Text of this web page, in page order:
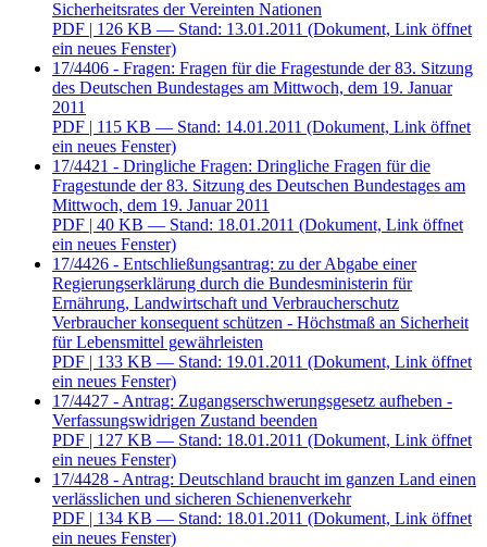
Sicherheitsrates der Vereinten Nationen
PDF | 126 KB — Stand: 13.01.2011 (Dokument, Link öffnet
ein neues Fenster)
17/4406 - Fragen: Fragen für die Fragestunde der 83. Sitzung
des Deutschen Bundestages am Mittwoch, dem 19. Januar
2011
PDF | 115 KB — Stand: 14.01.2011 (Dokument, Link öffnet
ein neues Fenster)
17/4421 - Dringliche Fragen: Dringliche Fragen für die
Fragestunde der 83. Sitzung des Deutschen Bundestages am
Mittwoch, dem 19. Januar 2011
PDF | 40 KB — Stand: 18.01.2011 (Dokument, Link öffnet
ein neues Fenster)
17/4426 - Entschließungsantrag: zu der Abgabe einer
Regierungserklärung durch die Bundesministerin für
Ernährung, Landwirtschaft und Verbraucherschutz
Verbraucher konsequent schützen - Höchstmaß an Sicherheit
für Lebensmittel gewährleisten
PDF | 133 KB — Stand: 19.01.2011 (Dokument, Link öffnet
ein neues Fenster)
17/4427 - Antrag: Zugangserschwerungsgesetz aufheben -
Verfassungswidrigen Zustand beenden
PDF | 127 KB — Stand: 18.01.2011 (Dokument, Link öffnet
ein neues Fenster)
17/4428 - Antrag: Deutschland braucht im ganzen Land einen
verlässlichen und sicheren Schienenverkehr
PDF | 134 KB — Stand: 18.01.2011 (Dokument, Link öffnet
ein neues Fenster)